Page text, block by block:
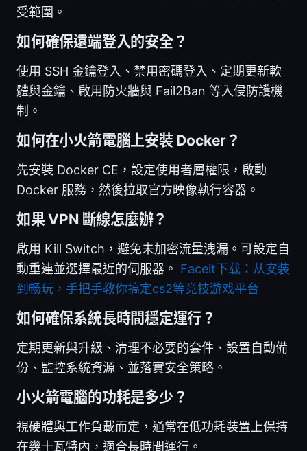
受範圍。
如何確保遠端登入的安全？
使用 SSH 金鑰登入、禁用密碼登入、定期更新軟
體與金鑰、啟用防火牆與 Fail2Ban 等入侵防護機
制。
如何在小火箭電腦上安裝 Docker？
先安裝 Docker CE，設定使用者層權限，啟動
Docker 服務，然後拉取官方映像執行容器。
如果 VPN 斷線怎麼辦？
啟用 Kill Switch，避免未加密流量洩漏。可設定自
動重連並選擇最近的伺服器。 Faceit下载：从安装
到畅玩，手把手教你搞定cs2等竞技游戏平台
如何確保系統長時間穩定運行？
定期更新與升級、清理不必要的套件、設置自動備
份、監控系統資源、並落實安全策略。
小火箭電腦的功耗是多少？
視硬體與工作負載而定，通常在低功耗裝置上保持
在幾十瓦特內，適合長時間運行。